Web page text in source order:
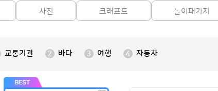
사진 크래프트 놀이패키지
교통기관 바다 여행 자동차